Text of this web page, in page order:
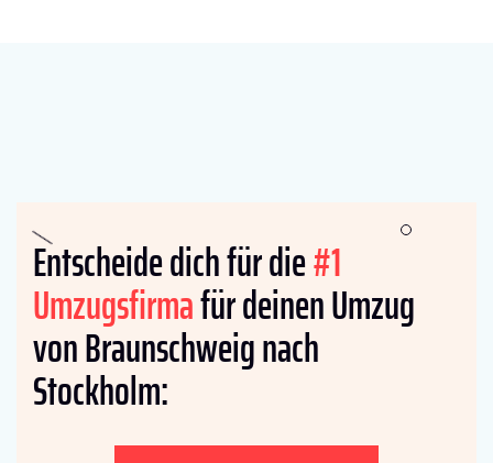
Entscheide dich für die#1
Umzugsfirmafür deinen Umzug
von Braunschweig nach
Stockholm: